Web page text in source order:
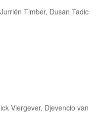
Timber, Dusan Tadic
Viergever, Djevencio van